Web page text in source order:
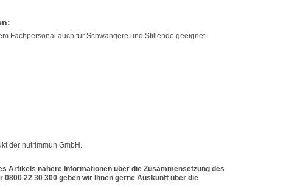
Fachpersonal auch für Schwangere und Stillende geeignet.
der nutrimmun GmbH.
Artikels nähere Informationen über die Zusammensetzung des
22 30 300 geben wir Ihnen gerne Auskunft über die